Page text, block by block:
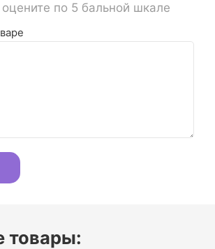
по 5 бальной шкале
товары: